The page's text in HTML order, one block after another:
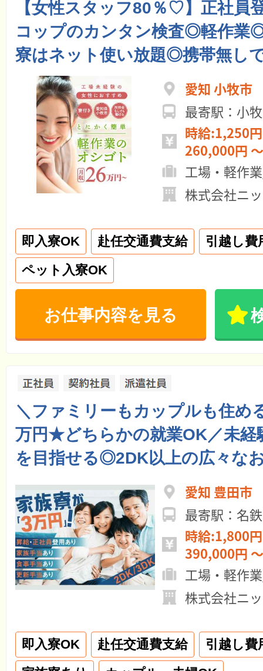
【女性スタッフ80％♡】正社員
コップのカンタン検査◎軽作
寮はネット使い放題◎携帯無し
愛知 小牧市
最寄駅：小
時給:1,250
260,000円
工場・軽作
株式会社ニ
即入寮OK 赴任交通費支給
引越し費
ペット入寮OK
お仕事内容を見る
＼ファミリーもカップルも住め
万円★どちらかの就業OK／未経
を目指せる◎2DK以上の広々な
愛知 豊田市
最寄駅：名
時給:1,800
390,000円
工場・軽作
株式会社ニ
即入寮OK 赴任交通費支給
引越し費